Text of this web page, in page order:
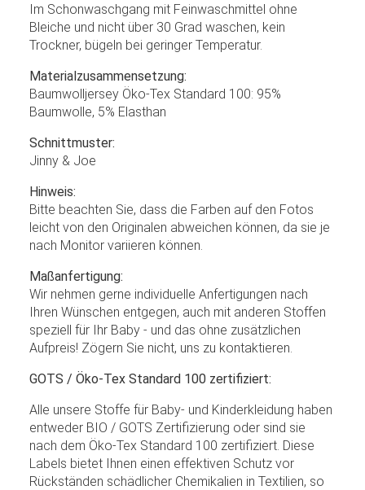
Im Schonwaschgang mit Feinwaschmittel ohne
Bleiche und nicht über 30 Grad waschen, kein
Trockner, bügeln bei geringer Temperatur.
Materialzusammensetzung:
Baumwolljersey Öko-Tex Standard 100: 95%
Baumwolle, 5% Elasthan
Schnittmuster:
Jinny & Joe
Hinweis:
Bitte beachten Sie, dass die Farben auf den Fotos
leicht von den Originalen abweichen können, da sie je
nach Monitor variieren können.
Maßanfertigung:
Wir nehmen gerne individuelle Anfertigungen nach
Ihren Wünschen entgegen, auch mit anderen Stoffen
speziell für Ihr Baby - und das ohne zusätzlichen
Aufpreis! Zögern Sie nicht, uns zu kontaktieren.
GOTS / Öko-Tex Standard 100 zertifiziert:
Alle unsere Stoffe für Baby- und Kinderkleidung haben
entweder BIO / GOTS Zertifizierung oder sind sie
nach dem Öko-Tex Standard 100 zertifiziert. Diese
Labels bietet Ihnen einen effektiven Schutz vor
Rückständen schädlicher Chemikalien in Textilien, so